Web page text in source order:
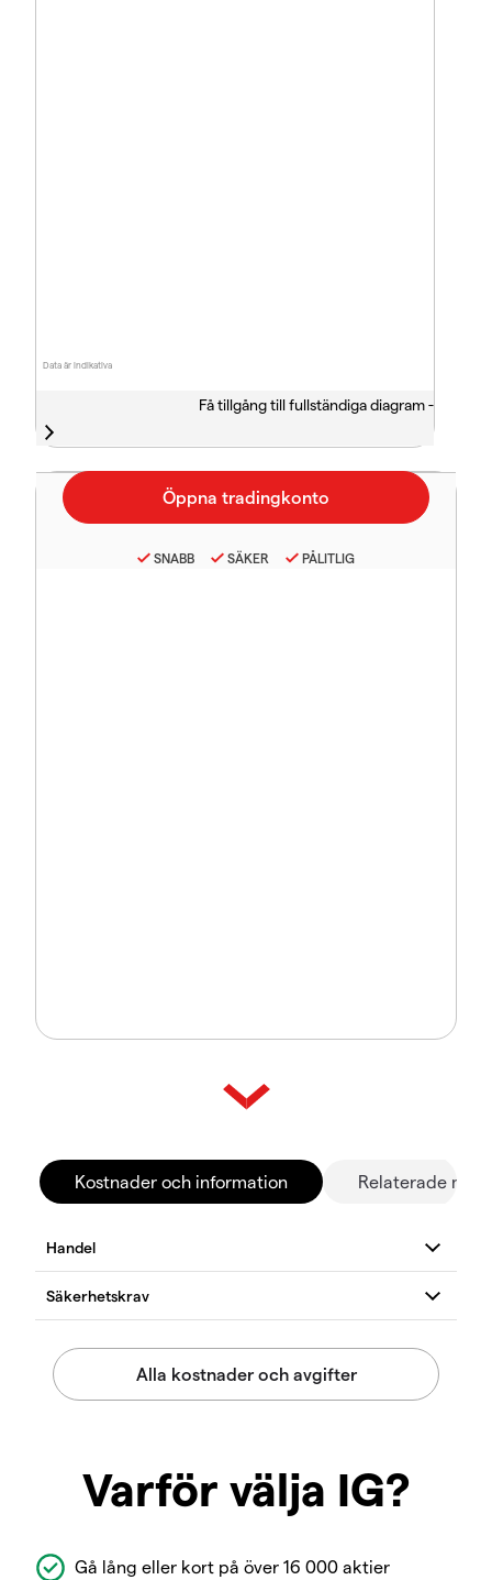
Data är indikativa
Få tillgång till fullständiga diagram -
SNABB SÄKER PÅLITLIG
Kostnader och information Relaterade
Varför välja IG?
Gå lång eller kort på över 16 000 aktier